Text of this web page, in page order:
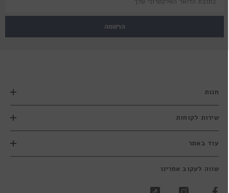
הרשמה
חנות
שירות לקוחות
עוד באתר
שווה לעקוב אחרינו